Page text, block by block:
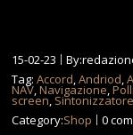
15-02-23
Tag:Accord,Andriod,
NAV,Navigazione,
screen, Sintonizzatore
Category:Shop 0